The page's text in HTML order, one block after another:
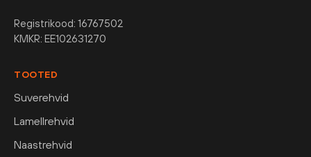
Registrikood: 16767502
KMKR: EE102631270
TOOTED
Suverehvid
Lamellrehvid
Naastrehvid